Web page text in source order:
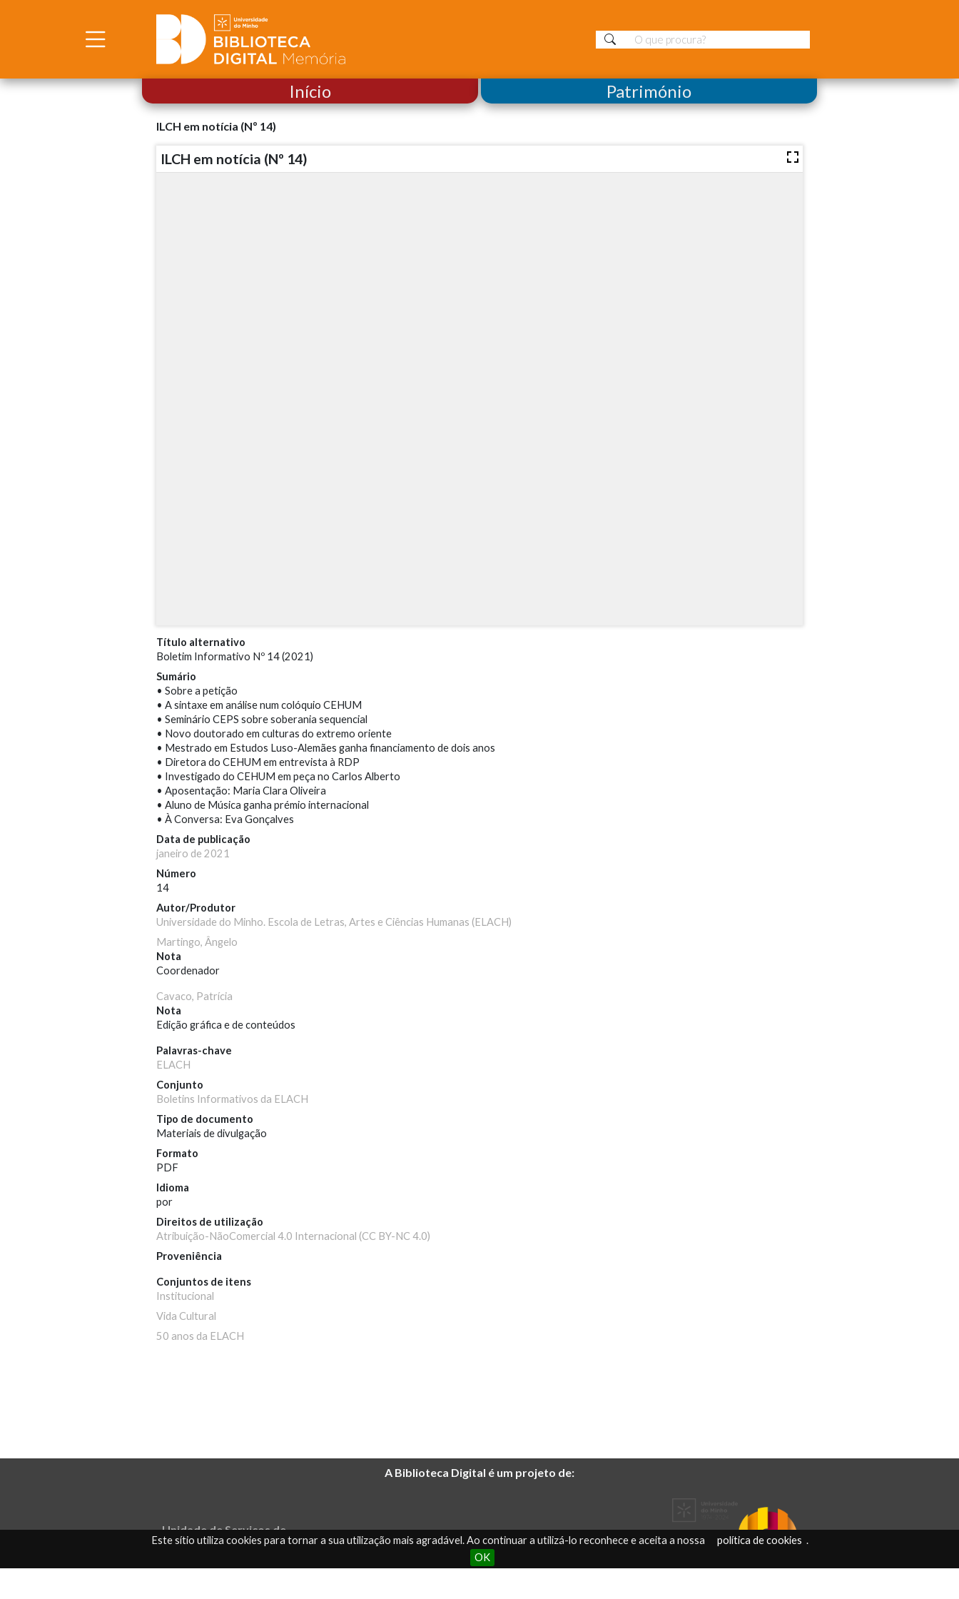
Este sítio utiliza cookies para tornar a sua utilização mais agradável. Ao continuar a utilizá-lo reconhece e aceita a nossa política de cookies .
OK
Início Património
ILCH em notícia (Nº 14)
ILCH em notícia (Nº 14)
Título alternativo
Boletim Informativo Nº 14 (2021)
Sumário
• Sobre a petição
• A sintaxe em análise num colóquio CEHUM
• Seminário CEPS sobre soberania sequencial
• Novo doutorado em culturas do extremo oriente
• Mestrado em Estudos Luso-Alemães ganha financiamento de dois anos
• Diretora do CEHUM em entrevista à RDP
• Investigado do CEHUM em peça no Carlos Alberto
• Aposentação: Maria Clara Oliveira
• Aluno de Música ganha prémio internacional
• À Conversa: Eva Gonçalves
Data de publicação
janeiro de 2021
Número
14
Autor/Produtor
Universidade do Minho. Escola de Letras, Artes e Ciências Humanas (ELACH)
Martingo, Ângelo
Nota
Coordenador
Cavaco, Patrícia
Nota
Edição gráfica e de conteúdos
Palavras-chave
ELACH
Conjunto
Boletins Informativos da ELACH
Tipo de documento
Materiais de divulgação
Formato
PDF
Idioma
por
Direitos de utilização
Atribuição-NãoComercial 4.0 Internacional (CC BY-NC 4.0)
Proveniência
Conjuntos de itens
Institucional
Vida Cultural
50 anos da ELACH
A Biblioteca Digital é um projeto de:
Unidade de Serviços de
Documentação e
Casa de Sarmento
geral@csarmento.uminho.pt
Biblioteca Pública de